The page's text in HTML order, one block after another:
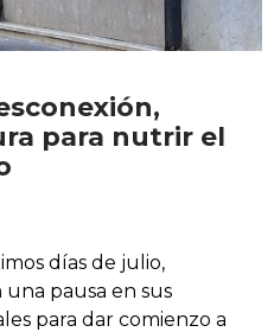
para nutrir el
días de julio,
pausa en sus
para dar comienzo a